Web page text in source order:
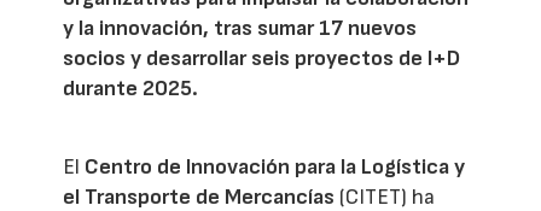
y la innovación, tras sumar 17 nuevos
socios y desarrollar seis proyectos de I+D
durante 2025.
El Centro de Innovación para la Logística y
el Transporte de Mercancías (CITET) ha